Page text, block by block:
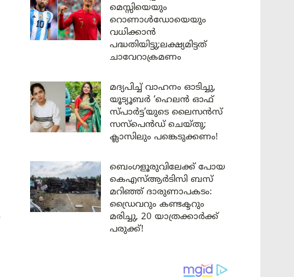
മെസ്സിയെയും
റൊണാൾഡോയെയും
വധിക്കാൻ
പദ്ധതിയിട്ടു;ലക്ഷ്യമിട്ടത്
ചാവേറാക്രമണം
മദ്യപിച്ച് വാഹനം ഓടിച്ചു,
യൂട്യൂബർ ‘ഹെലൻ ഓഫ്
സ്പാർട്ട’യുടെ ലൈസൻസ്
സസ്പെൻഡ് ചെയ്തു;
ക്ലാസിലും പങ്കെടുക്കണം!
ബെംഗളൂരുവിലേക്ക് പോയ
കെഎസ്ആർടിസി ബസ്
മറിഞ്ഞ് ദാരുണാപകടം:
ഡ്രൈവറും കണ്ടക്ടറും
മരിച്ചു, 20 യാത്രക്കാർക്ക്
പരുക്ക്!